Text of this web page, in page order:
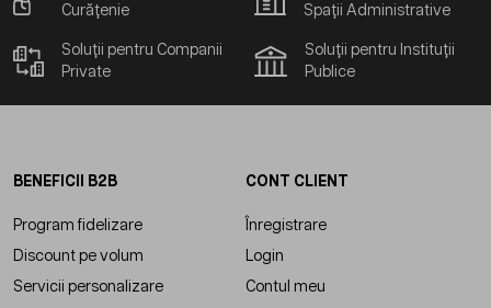
Curățenie
Spații Administrative
Soluții pentru Companii
Private
Soluții pentru Instituții
Publice
BENEFICII B2B
Program fidelizare
Discount pe volum
Servicii personalizare
CONT CLIENT
Înregistrare
Login
Contul meu